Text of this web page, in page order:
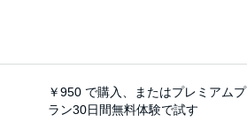
￥950 で購入、またはプレミアムプ
ラン30日間無料体験で試す